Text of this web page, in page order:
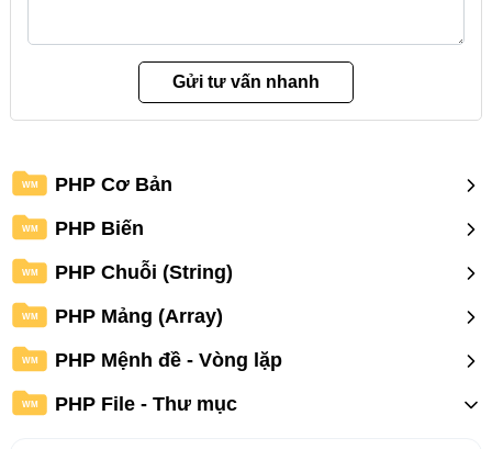
WM PHP Cơ Bản
WM PHP Biến
WM PHP Chuỗi (String)
WM PHP Mảng (Array)
WM PHP Mệnh đề - Vòng lặp
WM PHP File - Thư mục